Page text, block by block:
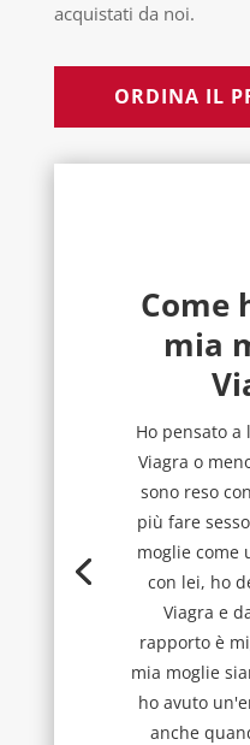
acquistati da noi.
ORDINA IL
Come
mia
Ho pensato
Viagra o
sono reso
più fare
moglie come
con lei, ho
Viagra e
rapporto è
mia moglie
ho avuto
anche